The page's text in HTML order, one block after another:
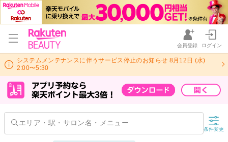
会員登録 ログイン
システムメンテナンスに伴うサービス停止のお知らせ 8月12日 (水)
2:00〜5:30
条件変更